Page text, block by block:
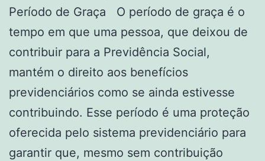
Período de Graça O período de graça é o
tempo em que uma pessoa, que deixou de
contribuir para a Previdência Social,
mantém o direito aos benefícios
previdenciários como se ainda estivesse
contribuindo. Esse período é uma proteção
oferecida pelo sistema previdenciário para
garantir que, mesmo sem contribuição